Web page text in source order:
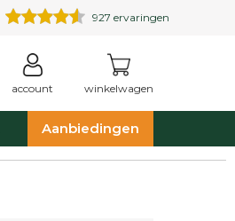
927 ervaringen
account winkelwagen
Aanbiedingen